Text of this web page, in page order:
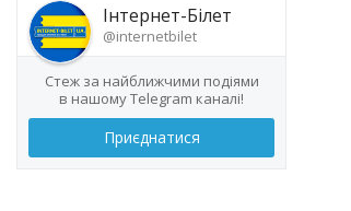
Інтернет-Білет
@internetbilet
Стеж за найближчими подіями
в нашому Telegram каналі!
Приєднатися